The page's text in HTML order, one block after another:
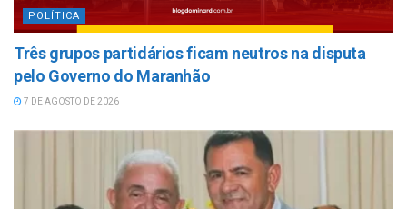
POLÍTICA
Três grupos partidários ficam neutros na disputa
pelo Governo do Maranhão
7 DE AGOSTO DE 2026